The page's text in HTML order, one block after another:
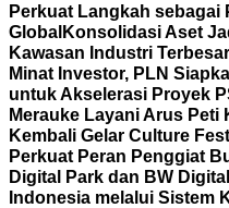
Perkuat Langkah
Global Konsolidasi Aset
Kawasan Industri
Minat Investor, PLN
untuk Akselerasi Proyek
Merauke Layani Arus Peti
Kembali Gelar Culture
Perkuat Peran Penggiat
Digital Park dan BW
Indonesia melalui Sistem